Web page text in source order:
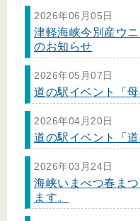
2026年06月05日
津軽海峡今別産ウ
のお知らせ
2026年05月07日
道の駅イベント「母
2026年04月20日
道の駅イベント「道
2026年03月24日
海峡いまべつ春ま
ます。